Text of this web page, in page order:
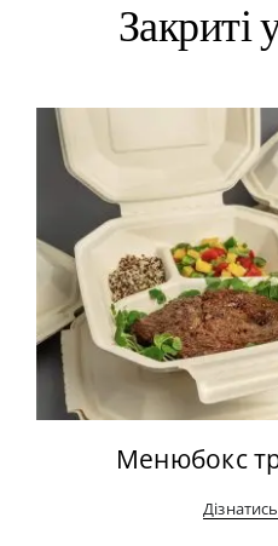
Закриті
Менюбокс